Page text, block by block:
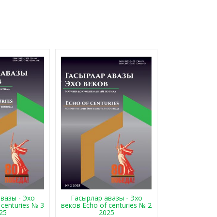
- Эхо
№ 3
Гасырлар авазы - Эхо
веков Echo of centuries № 2
2025